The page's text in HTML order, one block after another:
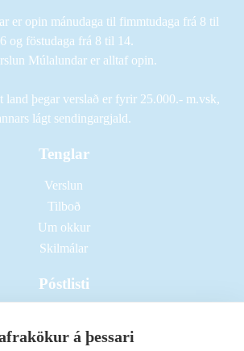
er opin mánudaga til fimmtudaga frá 8 til
og föstudaga frá 8 til 14.
Múlalundar er alltaf opin.
land þegar verslað er fyrir 25.000.- m.vsk,
lágt sendingargjald.
Tenglar
Verslun
Tilboð
Um okkur
Skilmálar
Póstlisti
á þessari